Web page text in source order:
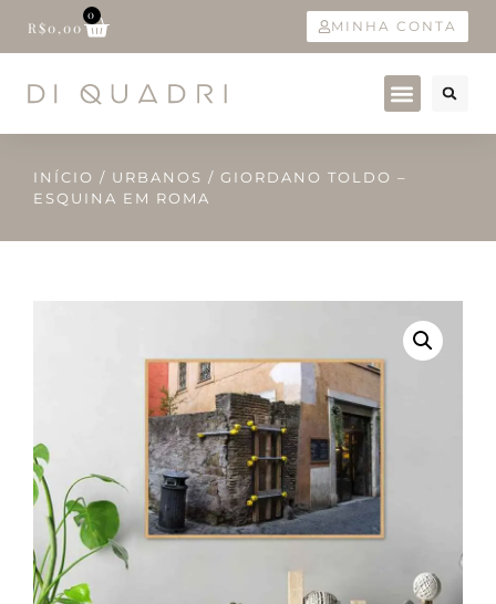
R$0,00
0
MINHA CONTA
INÍCIO / URBANOS / GIORDANO TOLDO –
ESQUINA EM ROMA